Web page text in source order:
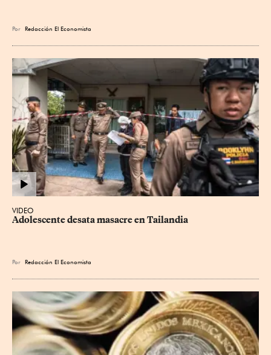
Por Redacción El Economista
VIDEO
Adolescente desata masacre en Tailandia
Por Redacción El Economista